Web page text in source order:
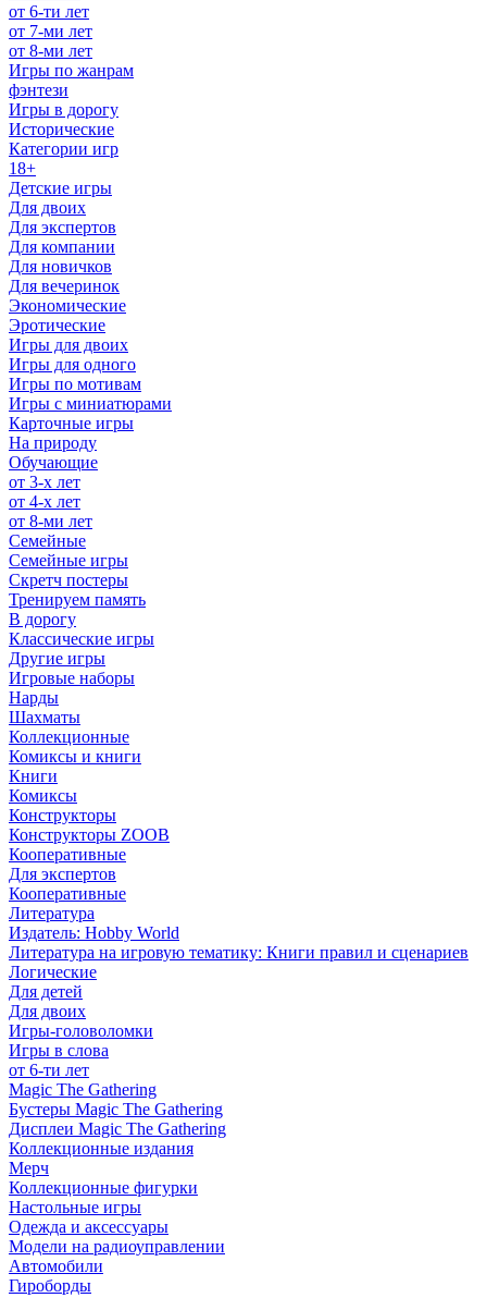
от 6-ти лет
от 7-ми лет
от 8-ми лет
Игры по жанрам
фэнтези
Игры в дорогу
Исторические
Категории игр
18+
Детские игры
Для двоих
Для экспертов
Для компании
Для новичков
Для вечеринок
Экономические
Эротические
Игры для двоих
Игры для одного
Игры по мотивам
Игры с миниатюрами
Карточные игры
На природу
Обучающие
от 3-х лет
от 4-х лет
от 8-ми лет
Семейные
Семейные игры
Скретч постеры
Тренируем память
В дорогу
Классические игры
Другие игры
Игровые наборы
Нарды
Шахматы
Коллекционные
Комиксы и книги
Книги
Комиксы
Конструкторы
Конструкторы ZOOB
Кооперативные
Для экспертов
Кооперативные
Литература
Издатель: Hobby World
Литература на игровую тематику: Книги правил и сценариев
Логические
Для детей
Для двоих
Игры-головоломки
Игры в слова
от 6-ти лет
Magic The Gathering
Бустеры Magic The Gathering
Дисплеи Magic The Gathering
Коллекционные издания
Мерч
Коллекционные фигурки
Настольные игры
Одежда и аксессуары
Модели на радиоуправлении
Автомобили
Гироборды